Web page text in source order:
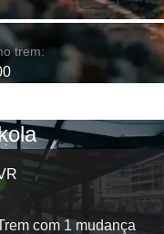
trem:
com 1 mudança